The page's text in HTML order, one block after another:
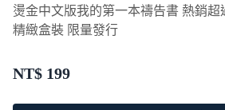
燙金中文版我的第一本禱告書 熱銷超
精緻盒裝 限量發行
NT$ 199